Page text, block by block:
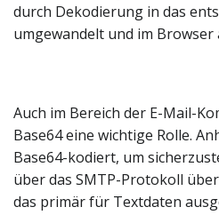
durch Dekodierung in das
umgewandelt und im Browser
Auch im Bereich der E-Mail-
Base64 eine wichtige Rolle.
Base64-kodiert, um
über das SMTP-Protokoll
das primär für Textdaten